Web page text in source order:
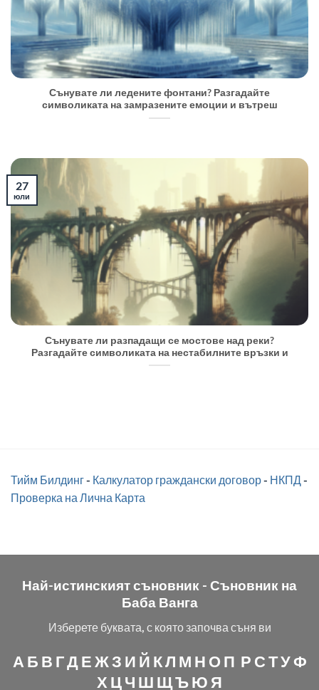
Сънувате ли ледените фонтани? Разгадайте
символиката на замразените емоции и вътреш
Сънувате ли разпадащи се мостове над реки?
Разгадайте символиката на нестабилните връзки и
27
юли
Тийм Билдинг- Калкулатор граждански договор- НКПД -
Проверка на Лична Карта
Най-истинският съновник - Съновник на
Баба Ванга
Изберете буквата, с която започва съня ви
А Б В ГДЕЖЗ И Й КЛ М Н О П Р СТУФ
Х ЦЧ Ш ЩЪЮ Я